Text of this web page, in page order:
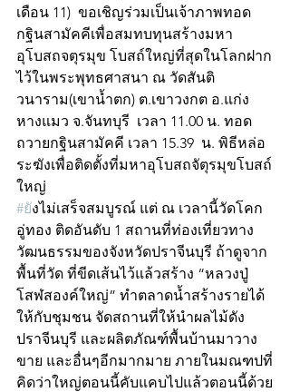
เดือน 11)  ขอเชิญร่วมเป็นเจ้าภาพทอด
กฐินสามัคคีเพื่อสมทบทุนสร้างมหา
อุโบสถจตุรมุข โบสถ์ใหญ่ที่สุดในโลกฝาก
ไว้ในพระพุทธศาสนา ณ วัดสันติ
วนาราม(เขาน้ำตก) ต.เขาวงกต อ.แก่ง
หางแมว จ.จันทบุรี  เวลา 11.00 น. ทอด
ถวายกฐินสามัคคี เวลา 15.39  น. พิธีหล่อ
ระฆังเพื่อติดตั้งที่มหาอุโบสถจัตุรมุขโบสถ์
ใหญ่
#ยังไม่เสร็จสมบูรณ์ แต่ ณ เวลานี้วัดโคก
อู่ทอง ติดอันดับ 1 สถานที่ท่องเที่ยวทาง
วัฒนธรรมของจังหวัดปราจีนบุรี ถ้าดูจาก
พื้นที่วัด ที่ขีดเส้นไว้แล้วสร้าง “หลวงปู่
โสฬสองค์ใหญ่” ทำตลาดน้ำสร้างรายได้
ให้กับชุมชน จัดสถานที่ให้นำผลไม้ดัง
ปราจีนบุรี และผลิตภัณฑ์พื้นบ้านมาวาง
ขาย และอื่นๆอีกมากมาย ภายในมณฑปที่
คิดว่าใหญ่ตอนนี้คับแคบไปแล้วตอนนี้ด้วย